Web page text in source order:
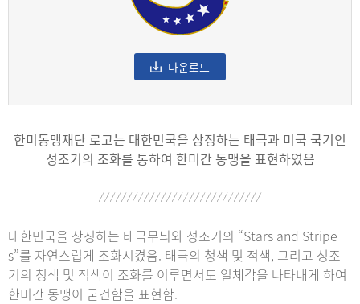
다운로드
한미동맹재단 로고는 대한민국을 상징하는 태극과 미국 국기인
성조기의 조화를 통하여 한미간 동맹을 표현하였음
대한민국을 상징하는 태극무늬와 성조기의 “Stars and Stripe
s”를 자연스럽게 조화시켰음. 태극의 청색 및 적색, 그리고 성조
기의 청색 및 적색이 조화를 이루면서도 일체감을 나타내게 하여
한미간 동맹이 굳건함을 표현함.